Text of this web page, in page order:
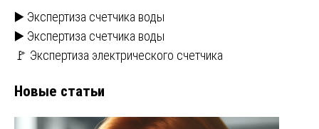
▶️ Экспертиза счетчика воды
▶️ Экспертиза счетчика воды
🚩 Экспертиза электрического счетчика
Новые статьи